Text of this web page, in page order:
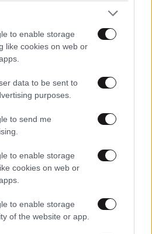
to enable storage
like cookies on web or
data to be sent to
purposes.
to send me
to enable storage
cookies on web or
to enable storage
of the website or app.
τους κανόνες σχολιασμού
ΠΡΟΣΘΗΚΗ
10:04
σκότωνε τη γυναίκα» – Νέα